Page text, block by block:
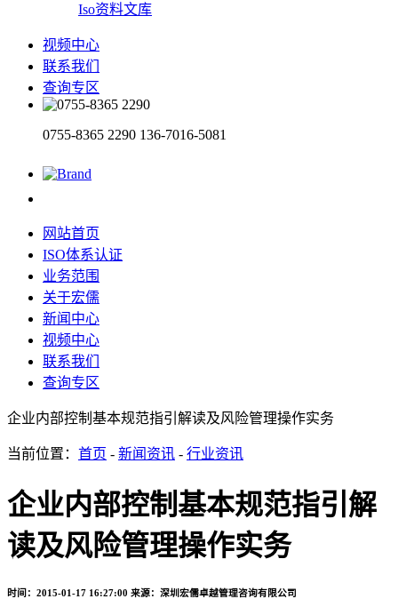
Iso资料文库
视频中心
联系我们
查询专区
0755-8365 2290 136-7016-5081
网站首页
ISO体系认证
业务范围
关于宏儒
新闻中心
视频中心
联系我们
查询专区
企业内部控制基本规范指引解读及风险管理操作实务
当前位置： 首页 - 新闻资讯 - 行业资讯
企业内部控制基本规范指引解
读及风险管理操作实务
时间：2015-01-17 16:27:00 来源：深圳宏儒卓越管理咨询有限公司